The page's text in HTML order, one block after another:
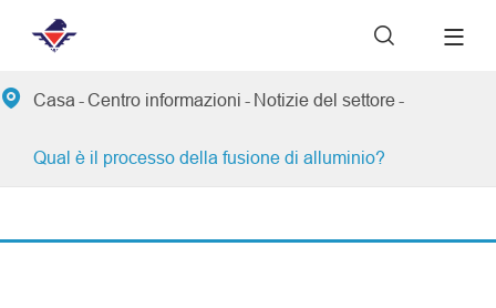

 Casa Centro informazioni Notizie del settore
Qual è il processo della fusione di alluminio?